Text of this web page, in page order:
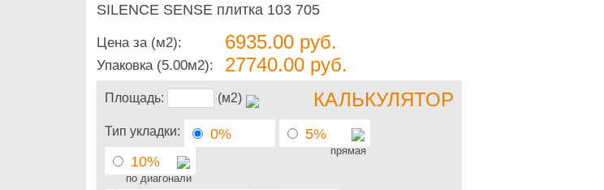
SILENCE SENSE плитка 103 705
Цена за (м2): 6935.00руб.
Упаковка(5.00м2): 27740.00руб.
Площадь: (м2) КАЛЬКУЛЯТОР
Тип укладки: 0% 5%
прямая
10%
по диагонали